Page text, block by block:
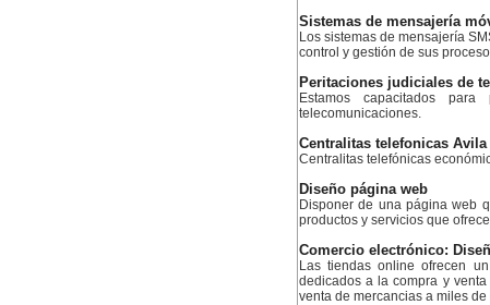
Sistemas de mensajería
Los sistemas de mensajería
control y gestión de sus
Peritaciones judiciales de
Estamos capacitados
telecomunicaciones.
Centralitas telefonicas Avila
Centralitas telefónicas
Diseño página web
Disponer de una página web
productos y servicios que
Comercio electrónico:
Las tiendas online ofrecen
dedicados a la compra y
venta de mercancias a miles